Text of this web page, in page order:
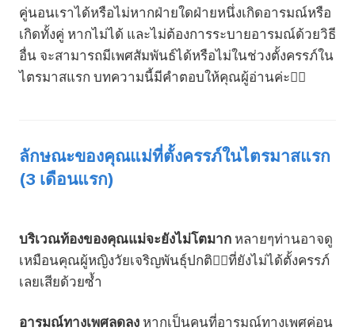
คู่นอนเราได้หรือไม่หากฝ่ายใดฝ่ายหนึ่งเกิดอารมณ์หรือ
เกิดทั้งคู่ หากไม่ได้ และไม่ต้องการระบายอารมณ์ด้วยวิธี
อื่น จะสามารถมีเพศสัมพันธ์ได้หรือไม่ในช่วงตั้งครรภ์ใน
ไตรมาสแรก บทความนี้มีคำตอบให้คุณผู้อ่านค่ะ💁‍♀️
ลักษณะของคุณแม่ที่ตั้งครรภ์ในไตรมาสแรก
(3 เดือนแรก)
บริเวณท้องของคุณแม่จะยังไม่โตมาก หลายๆท่านอาจดู
เหมือนคุณผู้หญิงวัยเจริญพันธุ์ปกติ👱‍♀️ที่ยังไม่ได้ตั้งครรภ์
เลยเสียด้วยซ้ำ
อารมณ์ทางเพศลดลง หากเป็นคนที่อารมณ์ทางเพศค่อน